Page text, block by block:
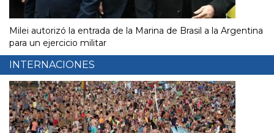
Milei autorizó la entrada de la Marina de Brasil a la Argentina
para un ejercicio militar
INTERNACIONES